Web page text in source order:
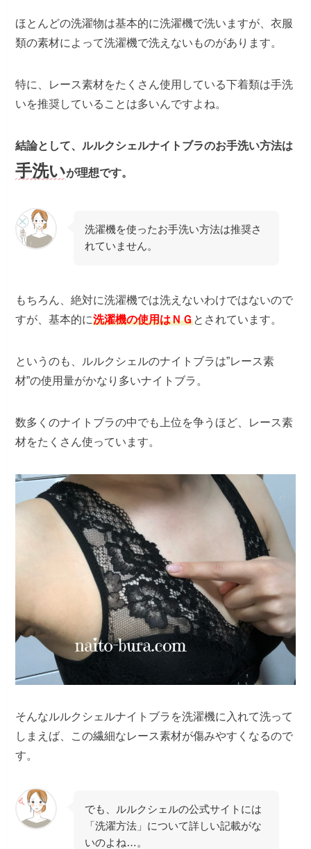
ほとんどの洗濯物は基本的に洗濯機で洗いますが、衣服
類の素材によって洗濯機で洗えないものがあります。
特に、レース素材をたくさん使用している下着類は手洗
いを推奨していることは多いんですよね。
結論として、ルルクシェルナイトブラのお手洗い方法は
手洗いが理想です。
洗濯機を使ったお手洗い方法は推奨さ
れていません。
もちろん、絶対に洗濯機では洗えないわけではないので
すが、基本的に洗濯機の使用はＮＧとされています。
というのも、ルルクシェルのナイトブラは”レース素
材”の使用量がかなり多いナイトブラ。
数多くのナイトブラの中でも上位を争うほど、レース素
材をたくさん使っています。
そんなルルクシェルナイトブラを洗濯機に入れて洗って
しまえば、この繊細なレース素材が傷みやすくなるので
す。
でも、ルルクシェルの公式サイトには
「洗濯方法」について詳しい記載がな
いのよね…。